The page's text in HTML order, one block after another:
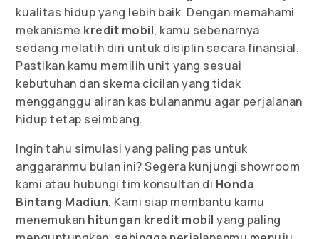
kualitas hidup yang lebih baik. Dengan memahami
mekanisme kredit mobil, kamu sebenarnya
sedang melatih diri untuk disiplin secara finansial.
Pastikan kamu memilih unit yang sesuai
kebutuhan dan skema cicilan yang tidak
mengganggu aliran kas bulananmu agar perjalanan
hidup tetap seimbang.
Ingin tahu simulasi yang paling pas untuk
anggaranmu bulan ini? Segera kunjungi showroom
kami atau hubungi tim konsultan di Honda
Bintang Madiun. Kami siap membantu kamu
menemukan hitungan kredit mobil yang paling